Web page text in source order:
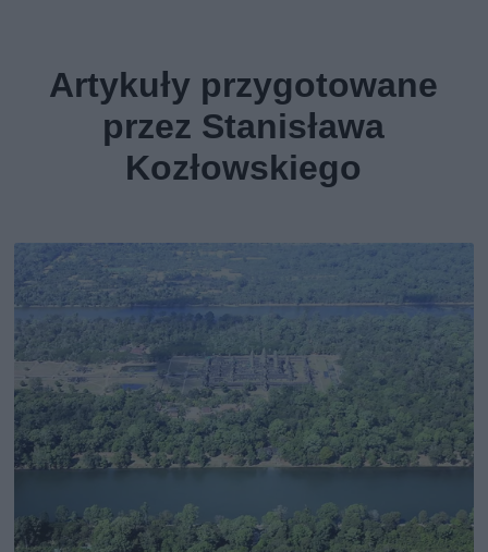
Artykuły przygotowane
przez Stanisława
Kozłowskiego